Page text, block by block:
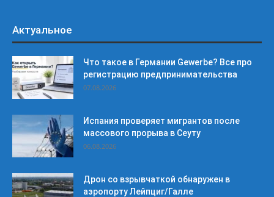
Актуальное
Что такое в Германии Gewerbe? Все про
регистрацию предпринимательства
07.08.2026
Испания проверяет мигрантов после
массового прорыва в Сеуту
06.08.2026
Дрон со взрывчаткой обнаружен в
аэропорту Лейпциг/Галле